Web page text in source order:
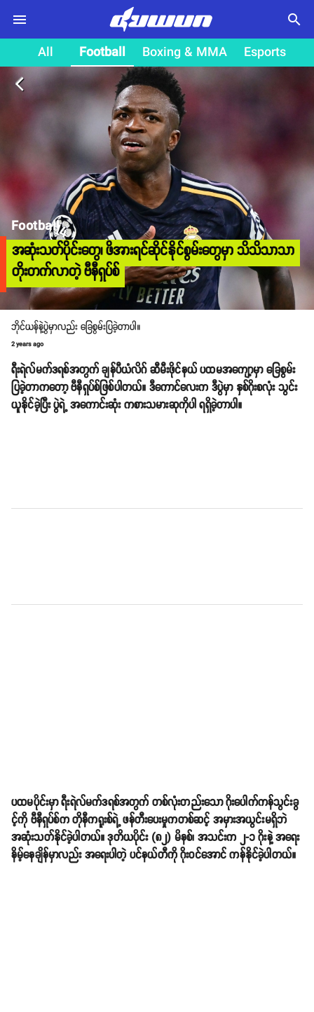
search
All Football Boxing & MMA Esports
arrow_back_ios
Football
အဆုံးသတ်ပိုင်းတွေ၊ ဖိအားရင်ဆိုင်နိုင်စွမ်းတွေမှာ သိသိသာသာ
တိုးတက်လာတဲ့ ဗီနီရှပ်စ်
ဘိုင်ယန်နဲ့ပွဲမှာလည်း ခြေစွမ်းပြခဲ့တာပါ။
2 years ago
ရီးရဲလ်မက်ဒရစ်အတွက် ချန်ပီယံလိဂ် ဆီမီးဖိုင်န​ယ် ပထမအကျော့မှာ ခြေစွမ်း
ပြခဲ့တာကတော့ ဗီနီရှပ်စ်ဖြစ်ပါတယ်။ ဒီကောင်လေးက ဒီပွဲမှာ နှစ်ဂိုးစလုံး သွင်း
ယူနိုင်ခဲ့ပြီး ပွဲရဲ့ အကောင်းဆုံး ကစားသမားဆုကိုပါ ရရှိခဲ့တာပါ။
ပထမပိုင်းမှာ ရီးရဲလ်မက်ဒရစ်အတွက် တစ်လုံးတည်းသော ဂိုးပေါက်ကန်သွင်းခွ
င့်ကို ဗီနီရှပ်စ်က တိုနီကရူးစ်ရဲ့ ဖန်တီးပေးမှုကတစ်ဆင့် အမှားအယွင်းမရှိဘဲ
အဆုံးသတ်နိုင်ခဲ့ပါတယ်။ ဒုတိယပိုင်း (၈၂) မိနစ်၊ အသင်းက ၂-၁ ဂိုးနဲ့ အရေး
နိမ့်နေချိန်မှာလည်း အရေးပါတဲ့ ပင်နယ်တီကို ဂိုးဝင်အောင် ကန်နိုင်ခဲ့ပါတယ်။